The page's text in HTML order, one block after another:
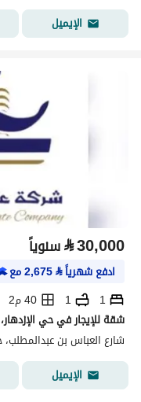
الإيميل
⃁30,000 سنوياً
ادفع شهرياً⃁
2,675مع
1
1
40 م2
شقة للإيجار في حي
شارع العباس بن
الإيميل